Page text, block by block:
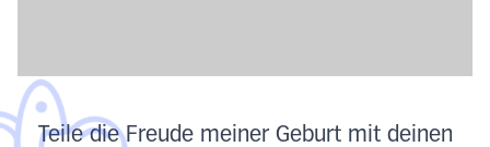
Teile die Freude meiner Geburt mit deinen